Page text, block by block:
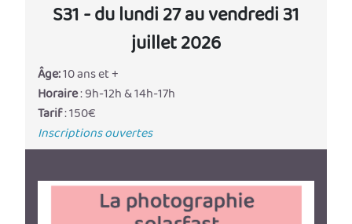
S31 - du lundi 27 au vendredi 31
juillet 2026
Âge:10 ans et +
Horaire: 9h-12h & 14h-17h
Tarif: 150€
Inscriptions ouvertes